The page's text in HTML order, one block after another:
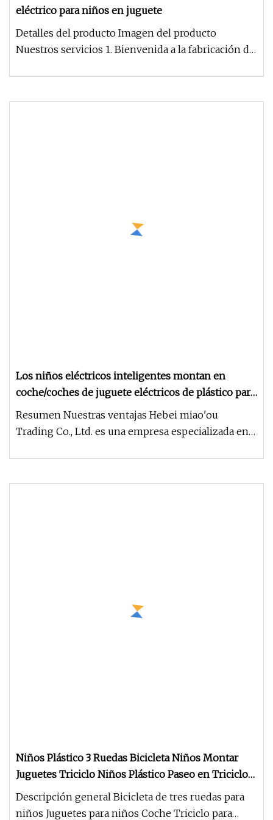
eléctrico para niños en juguete
Detalles del producto Imagen del producto
Nuestros servicios 1. Bienvenida a la fabricación de
Los niños eléctricos inteligentes montan en
coche/coches de juguete eléctricos de plástico para
que los niños conduzcan niños de juguete grandes
Resumen Nuestras ventajas Hebei miao'ou
Trading Co., Ltd. es una empresa especializada en
Niños Plástico 3 Ruedas Bicicleta Niños Montar
Juguetes Triciclo Niños Plástico Paseo en Triciclo
Niños Pedal Triciclo Inteligente Niños Triciclo
Verde Niños Pedal Triciclo Niños Juguete Coche
Descripción general Bicicleta de tres ruedas para
niños Juguetes para niños Coche Triciclo para